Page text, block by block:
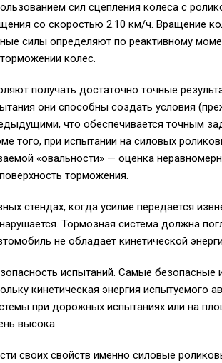
сил сцепления колеса с
со скоростью 2.10 км/ч. Вращение
силы определяют по реактивному
колес.
получать достаточно точные
они способны создать условия
что обеспечивается точным
того, при испытании на силовых
«овальности» — оценка
торможения.
стендах, когда усилие передается
Тормозная система должна
не обладает кинетической
испытаний. Самые безопасные
кинетическая энергия испытуемого
при дорожных испытаниях или на
высока.
своих свойств именно силовые